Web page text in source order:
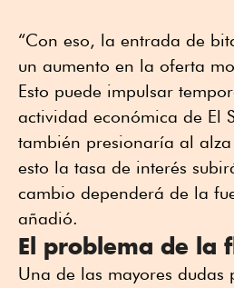
“Con eso, la entrada de
un aumento en la oferta
Esto puede impulsar
actividad económica de El
también presionaría al
esto la tasa de interés
cambio dependerá de la
añadió.
El problema de la
Una de las mayores dudas